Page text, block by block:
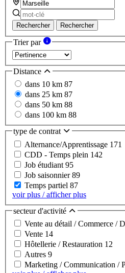
Rechercher Rechercher
Trier par
Distance
dans 10 km 87
dans 25 km 87
dans 50 km 88
dans 100 km 88
type de contrat
Alternance/Apprentissage 171
CDD - Temps plein 142
Job étudiant 95
Job saisonnier89
Temps partiel 87
voir plus / afficher plus
secteur d'activité
Vente au détail / Commerce /
Vente 14
Hôtellerie / Restauration 12
Autres 9
Marketing / Communication /